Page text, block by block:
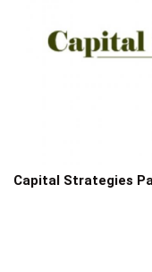
Capital Strategies